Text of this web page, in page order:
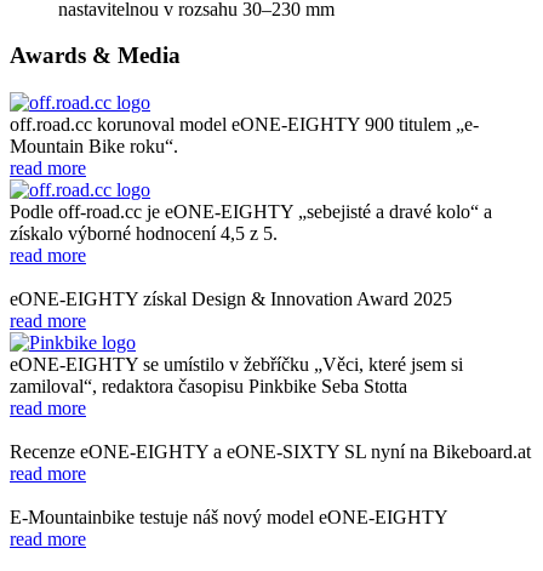
nastavitelnou v rozsahu 30–230 mm
Awards & Media
off.road.cc korunoval model eONE-EIGHTY 900 titulem „e-
Mountain Bike roku“.
read more
Podle off-road.cc je eONE-EIGHTY „sebejisté a dravé kolo“ a
získalo výborné hodnocení 4,5 z 5.
read more
eONE-EIGHTY získal Design & Innovation Award 2025
read more
eONE-EIGHTY se umístilo v žebříčku „Věci, které jsem si
zamiloval“, redaktora časopisu Pinkbike Seba Stotta
read more
Recenze eONE-EIGHTY a eONE-SIXTY SL nyní na Bikeboard.at
read more
E-Mountainbike testuje náš nový model eONE-EIGHTY
read more